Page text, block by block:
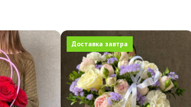
Доставка завтра